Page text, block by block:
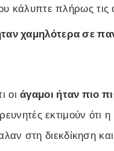
κάλυπτε πλήρως τις
χαμηλότερα σε
οιάγαμοι ήταν πιο
εκτιμούν ότι
στη διεκδίκηση